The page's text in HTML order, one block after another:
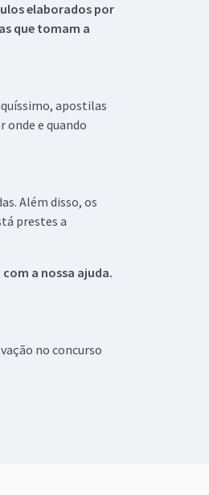
elaborados por
que tomam a
apostilas
onde e quando
Além disso, os
prestes a
com a nossa ajuda.
no concurso